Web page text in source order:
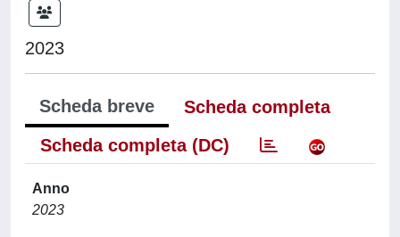
2023
Scheda breve
Scheda completa
Scheda completa (DC)
Anno
2023